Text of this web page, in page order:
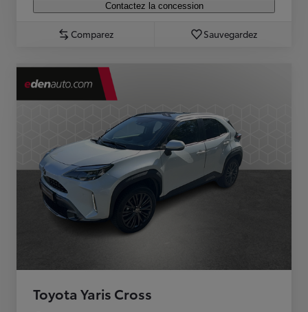
Contactez la concession
Comparez Sauvegardez
Toyota Yaris Cross